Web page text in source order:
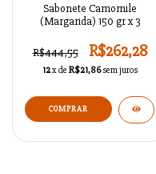
Sabonete Camomile
(Margarida) 150 gr x 3
R$444,55 R$262,28
12x de R$21,86 sem juros